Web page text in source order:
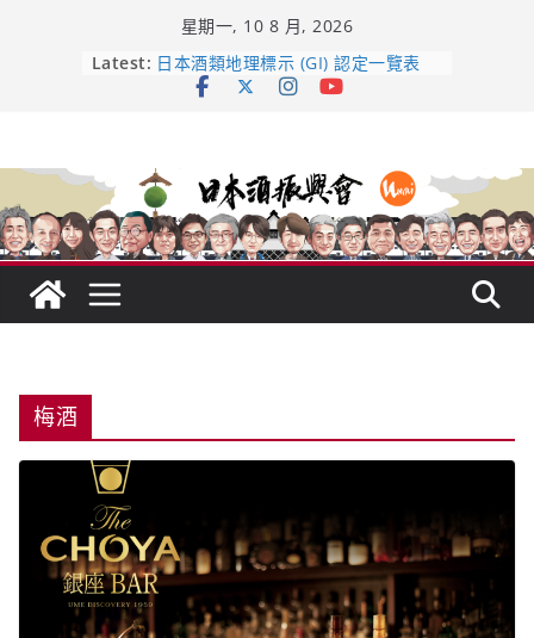
星期一, 10 8 月, 2026
Latest: 龜之井酒造：口說上手 – 山形純米大
吟釀的堅持與傳承 ～ くどき上手
響 𝟭𝟮 年 復活了!
【酒業商戰】130年老酒藏殺入股票
市場！梅乃宿上市背後的密碼
梅酒